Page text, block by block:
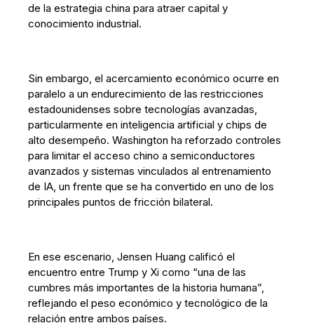
de la estrategia china para atraer capital y
conocimiento industrial.
Sin embargo, el acercamiento económico ocurre en
paralelo a un endurecimiento de las restricciones
estadounidenses sobre tecnologías avanzadas,
particularmente en inteligencia artificial y chips de
alto desempeño. Washington ha reforzado controles
para limitar el acceso chino a semiconductores
avanzados y sistemas vinculados al entrenamiento
de IA, un frente que se ha convertido en uno de los
principales puntos de fricción bilateral.
En ese escenario, Jensen Huang calificó el
encuentro entre Trump y Xi como “una de las
cumbres más importantes de la historia humana”,
reflejando el peso económico y tecnológico de la
relación entre ambos países.